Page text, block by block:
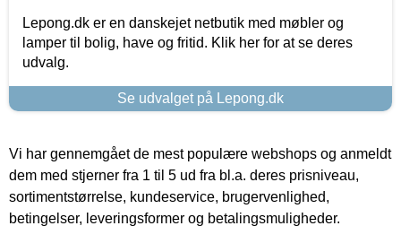
Lepong.dk er en danskejet netbutik med møbler og
lamper til bolig, have og fritid. Klik her for at se deres
udvalg.
Se udvalget på Lepong.dk
Vi har gennemgået de mest populære webshops og anmeldt
dem med stjerner fra 1 til 5 ud fra bl.a. deres prisniveau,
sortimentstørrelse, kundeservice, brugervenlighed,
betingelser, leveringsformer og betalingsmuligheder.